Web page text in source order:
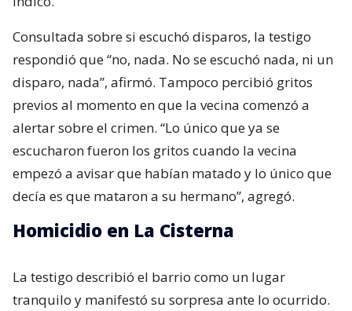
Consultada sobre si escuchó disparos, la testigo
respondió que “no, nada. No se escuchó nada, ni un
disparo, nada”, afirmó. Tampoco percibió gritos
previos al momento en que la vecina comenzó a
alertar sobre el crimen. “Lo único que ya se
escucharon fueron los gritos cuando la vecina
empezó a avisar que habían matado y lo único que
decía es que mataron a su hermano”, agregó.
Homicidio en La Cisterna
La testigo describió el barrio como un lugar
tranquilo y manifestó su sorpresa ante lo ocurrido.